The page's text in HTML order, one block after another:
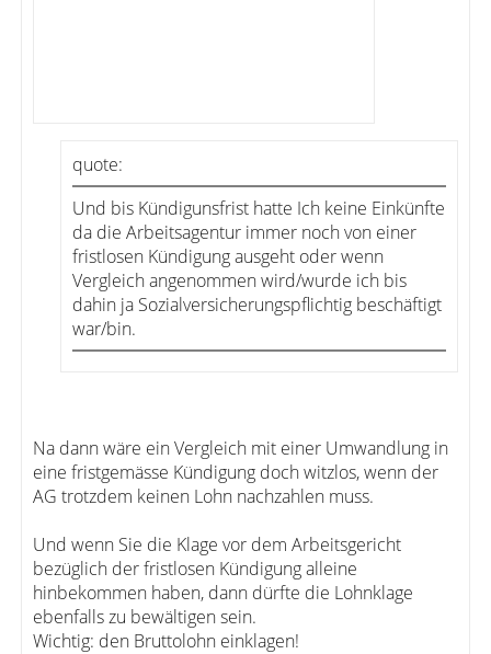
quote:
Und bis Kündigunsfrist hatte Ich keine Einkünfte
da die Arbeitsagentur immer noch von einer
fristlosen Kündigung ausgeht oder wenn
Vergleich angenommen wird/wurde ich bis
dahin ja Sozialversicherungspflichtig beschäftigt
war/bin.
Na dann wäre ein Vergleich mit einer Umwandlung in
eine fristgemässe Kündigung doch witzlos, wenn der
AG trotzdem keinen Lohn nachzahlen muss.
Und wenn Sie die Klage vor dem Arbeitsgericht
bezüglich der fristlosen Kündigung alleine
hinbekommen haben, dann dürfte die Lohnklage
ebenfalls zu bewältigen sein.
Wichtig: den Bruttolohn einklagen!